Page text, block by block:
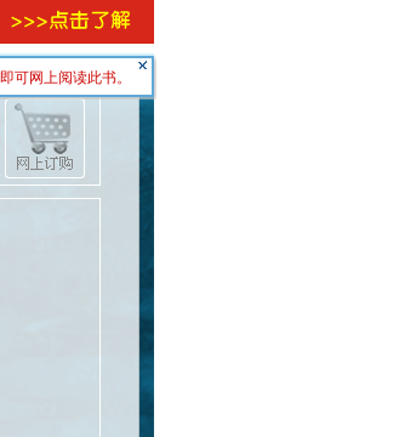
即可网上阅读此书。